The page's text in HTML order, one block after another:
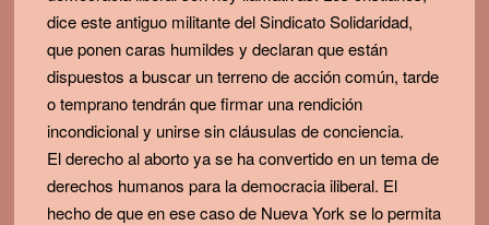
dice este antiguo militante del Sindicato Solidaridad,
que ponen caras humildes y declaran que están
dispuestos a buscar un terreno de acción común, tarde
o temprano tendrán que firmar una rendición
incondicional y unirse sin cláusulas de conciencia.
El derecho al aborto ya se ha convertido en un tema de
derechos humanos para la democracia iliberal. El
hecho de que en ese caso de Nueva York se lo permita